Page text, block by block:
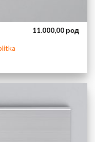
11.000,00 рсд